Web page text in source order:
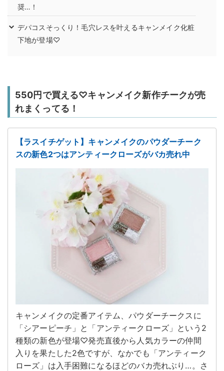
奨…！
デパコスそっくり！毛穴レスを叶えるキャンメイク化粧
下地が登場♡
550円で買える♡キャンメイク新作チークが売
れまくってる！
【ラスイチゲット】キャンメイクのパウダーチーク
スの新色2つはアンティークローズがバカ売れ中
キャンメイクの定番アイテム、パウダーチークスに
「シアーピーチ」と「アンティークローズ」という2
種類の新色が登場♡発売直後から人気カラーの仲間
入りを果たした2色ですが、なかでも「アンティーク
ローズ」は入手困難になるほどのバカ売れぶり…。さ